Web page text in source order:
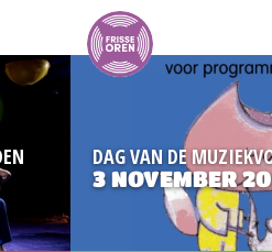
DAG VAN DE
3 NOVEMBER